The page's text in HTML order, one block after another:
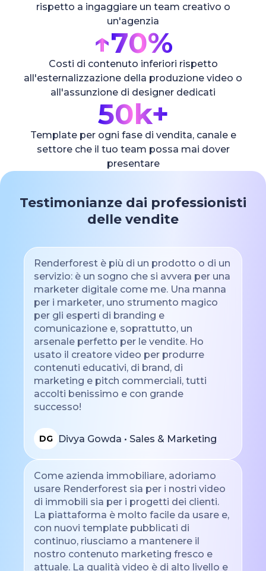
rispetto a ingaggiare un team creativo o
un'agenzia
↑70%
Costi di contenuto inferiori rispetto
all'esternalizzazione della produzione video o
all'assunzione di designer dedicati
50k+
Template per ogni fase di vendita, canale e
settore che il tuo team possa mai dover
presentare
Testimonianze dai professionisti
delle vendite
Renderforest è più di un prodotto o di un
servizio: è un sogno che si avvera per una
marketer digitale come me. Una manna
per i marketer, uno strumento magico
per gli esperti di branding e
comunicazione e, soprattutto, un
arsenale perfetto per le vendite. Ho
usato il creatore video per produrre
contenuti educativi, di brand, di
marketing e pitch commerciali, tutti
accolti benissimo e con grande
successo!
DG Divya Gowda • Sales & Marketing
Come azienda immobiliare, adoriamo
usare Renderforest sia per i nostri video
di immobili sia per i progetti dei clienti.
La piattaforma è molto facile da usare e,
con nuovi template pubblicati di
continuo, riusciamo a mantenere il
nostro contenuto marketing fresco e
attuale. La qualità video è di alto livello e